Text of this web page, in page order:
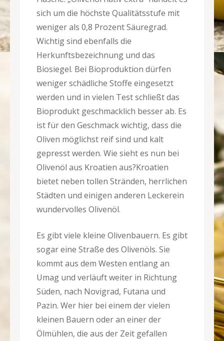
sich um die höchste Qualitätsstufe mit
weniger als 0,8 Prozent Säuregrad.
Wichtig sind ebenfalls die
Herkunftsbezeichnung und das
Biosiegel. Bei Bioproduktion dürfen
weniger schädliche Stoffe eingesetzt
werden und in vielen Test schließt das
Bioprodukt geschmacklich besser ab. Es
ist für den Geschmack wichtig, dass die
Oliven möglichst reif sind und kalt
gepresst werden. Wie sieht es nun bei
Olivenöl aus Kroatien aus?Kroatien
bietet neben tollen Stränden, herrlichen
Städten und einigen anderen Leckerein
wundervolles Olivenöl.
Es gibt viele kleine Olivenbauern. Es gibt
sogar eine Straße des Olivenöls. Sie
kommt aus dem Westen entlang an
Umag und verläuft weiter in Richtung
Süden, nach Novigrad, Futana und
Pazin. Wer hier bei einem der vielen
kleinen Bauern oder an einer der
Ölmühlen, die aus der Zeit gefallen